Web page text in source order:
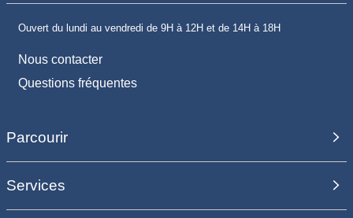
Ouvert du lundi au vendredi de 9H à 12H et de 14H à 18H
Nous contacter
Questions fréquentes
Parcourir
Services